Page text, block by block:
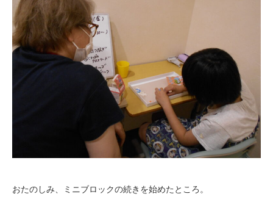
おたのしみ、ミニブロックの続きを始めたところ。